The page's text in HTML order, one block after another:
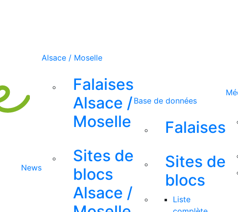
News
Alsace / Moselle
Falaises
Alsace /
Moselle
Sites de
blocs
Alsace /
Base de données
Falaises
Sites de
blocs
Liste